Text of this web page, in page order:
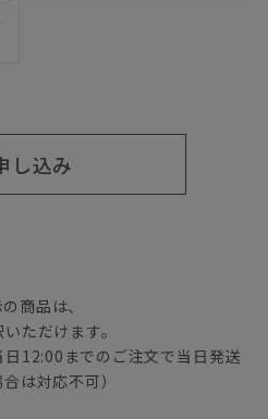
し込み
商品は、
ただけます。
12:00までのご注文で当日発送
は対応不可）